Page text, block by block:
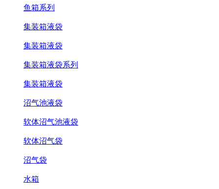
鱼箱系列
集装箱液袋
集装箱液袋
集装箱液袋系列
集装箱液袋
沼气池液袋
软体沼气池液袋
软体沼气袋
沼气袋
水箱